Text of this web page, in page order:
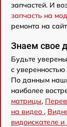
запчастей. И
запчасть на
ремонта на
Знаем свое
Будьте
с
По данным
наиболее
матрицы,
на видео ,
видоискателе